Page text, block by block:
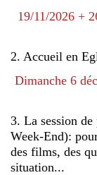
19/11/2026 +
2. Accueil en
Dimanche 6
3. La session
Week-End):
des films, des
situation...